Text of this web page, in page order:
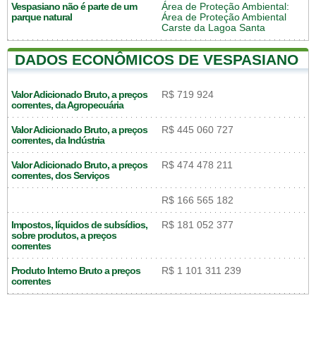
Vespasiano não é parte de um
parque natural
Área de Proteção Ambiental:
Área de Proteção Ambiental
Carste da Lagoa Santa
DADOS ECONÔMICOS DE VESPASIANO
Valor Adicionado Bruto, a preços
correntes, da Agropecuária
R$ 719 924
Valor Adicionado Bruto, a preços
correntes, da Indústria
R$ 445 060 727
Valor Adicionado Bruto, a preços
correntes, dos Serviços
R$ 474 478 211
R$ 166 565 182
Impostos, líquidos de subsídios,
sobre produtos, a preços
correntes
R$ 181 052 377
Produto Interno Bruto a preços
correntes
R$ 1 101 311 239